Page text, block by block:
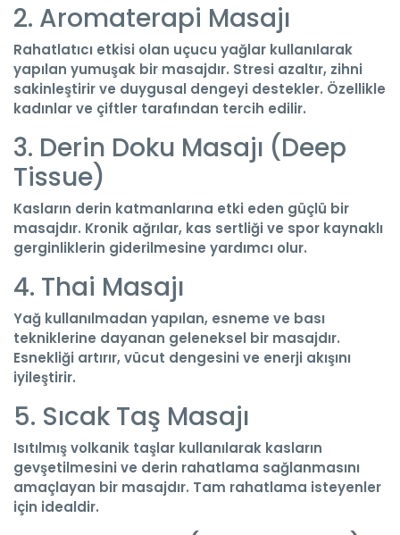
2. Aromaterapi Masajı
Rahatlatıcı etkisi olan uçucu yağlar kullanılarak
yapılan yumuşak bir masajdır. Stresi azaltır, zihni
sakinleştirir ve duygusal dengeyi destekler. Özellikle
kadınlar ve çiftler tarafından tercih edilir.
3. Derin Doku Masajı (Deep
Tissue)
Kasların derin katmanlarına etki eden güçlü bir
masajdır. Kronik ağrılar, kas sertliği ve spor kaynaklı
gerginliklerin giderilmesine yardımcı olur.
4. Thai Masajı
Yağ kullanılmadan yapılan, esneme ve bası
tekniklerine dayanan geleneksel bir masajdır.
Esnekliği artırır, vücut dengesini ve enerji akışını
iyileştirir.
5. Sıcak Taş Masajı
Isıtılmış volkanik taşlar kullanılarak kasların
gevşetilmesini ve derin rahatlama sağlanmasını
amaçlayan bir masajdır. Tam rahatlama isteyenler
için idealdir.